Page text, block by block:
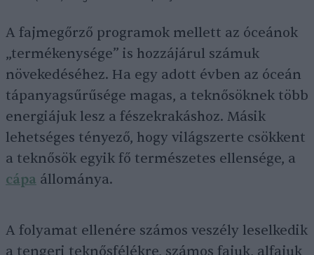
A fajmegőrző programok mellett az óceánok
„termékenysége” is hozzájárul számuk
növekedéséhez. Ha egy adott évben az óceán
tápanyagsűrűsége magas, a teknősöknek több
energiájuk lesz a fészekrakáshoz. Másik
lehetséges tényező, hogy világszerte csökkent
a teknősök egyik fő természetes ellensége, a
cápa állománya.
A folyamat ellenére számos veszély leselkedik
a tengeri teknősfélékre, számos fajuk, alfajuk